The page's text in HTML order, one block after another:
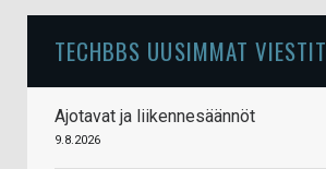
TECHBBS UUSIMMAT VIESTIT
Ajotavat ja liikennesäännöt
9.8.2026